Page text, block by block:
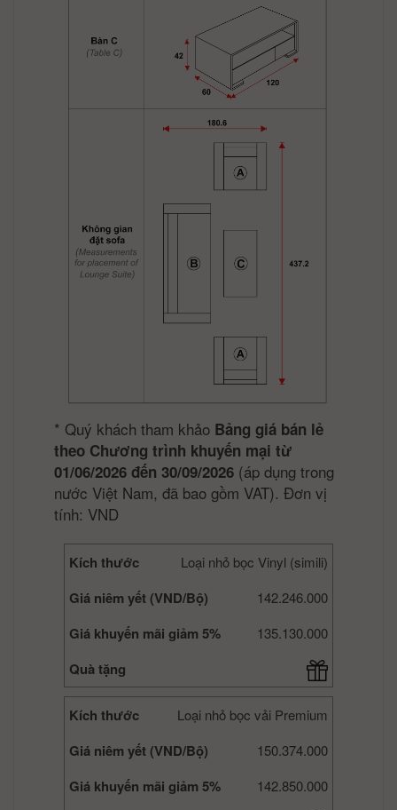
* Quý khách tham khảo Bảng giá bán lẻ
theo Chương trình khuyến mại từ
01/06/2026 đến 30/09/2026 (áp dụng trong
nước Việt Nam, đã bao gồm VAT). Đơn vị
tính: VND
Loại nhỏ bọc Vinyl (simili)
Kích thước
142.246.000
Giá niêm yết (VND/Bộ)
135.130.000
Giá khuyến mãi giảm 5%
Quà tặng
Loại nhỏ bọc vải Premium
Kích thước
150.374.000
Giá niêm yết (VND/Bộ)
142.850.000
Giá khuyến mãi giảm 5%